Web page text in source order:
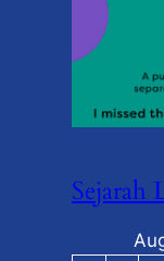
Sejarah